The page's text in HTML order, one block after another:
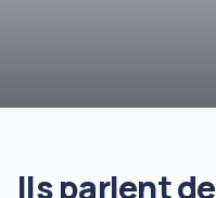
Ils parlent